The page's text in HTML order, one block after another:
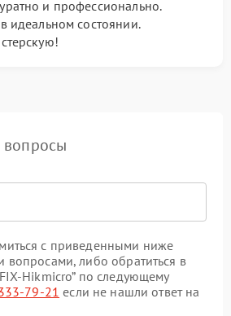
и профессионально.
идеальном состоянии.
вопросы
с приведенными ниже
вопросами, либо обратиться в
Hikmicro” по следующему
79-21 если не нашли ответ на